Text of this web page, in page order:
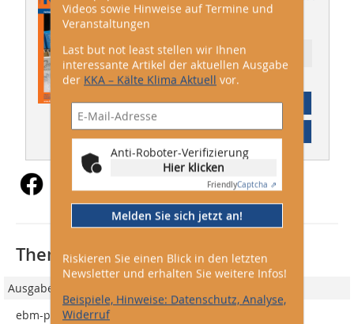
KKA 05/2018
Ressort: Technik
Abonnement
Inhaltsverzeichnis
Videos sowie Hinweise auf Termine und
Veranstaltungen
Last but not least stellen wir Ihnen
interessante Artikel der aktuellen Ausgabe
der KKA – Kälte Klima Aktuell vor.
Anti-Roboter-Verifizierung
Hier klicken
FriendlyCaptcha ⇗
Melden Sie sich jetzt an!
Riskieren Sie einen Blick in den letzten
Newsletter und erhalten Sie weitere Infos!
Beispiele, Hinweise: Datenschutz, Analyse,
Widerruf
Thematisch passende Artikel:
Ausgabe 01/2023
ebm-papst Mulfingen GmbH & Co. KG